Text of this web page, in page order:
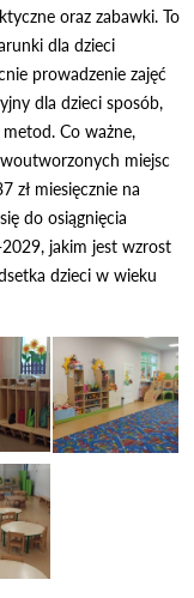
oraz zabawki. To
dla dzieci
prowadzenie zajęć
dla dzieci sposób,
Co ważne,
miejsc
zł miesięcznie na
do osiągnięcia
jakim jest wzrost
dzieci w wieku